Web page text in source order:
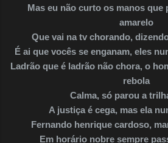
Mas eu não curto os manos que
amarelo
Que vai na tv chorando,
É ai que vocês se enganam, eles
Ladrão que é ladrão não chora, o
rebola
Calma, só parou a
A justiça é cega, mas ela
Fernando henrique cardoso,
Em horário nobre sempre